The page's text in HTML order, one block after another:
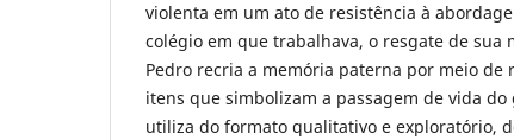
violenta em um ato de resistência à
colégio em que trabalhava, o resgate de sua
Pedro recria a memória paterna por meio de
itens que simbolizam a passagem de vida do
utiliza do formato qualitativo e exploratório,